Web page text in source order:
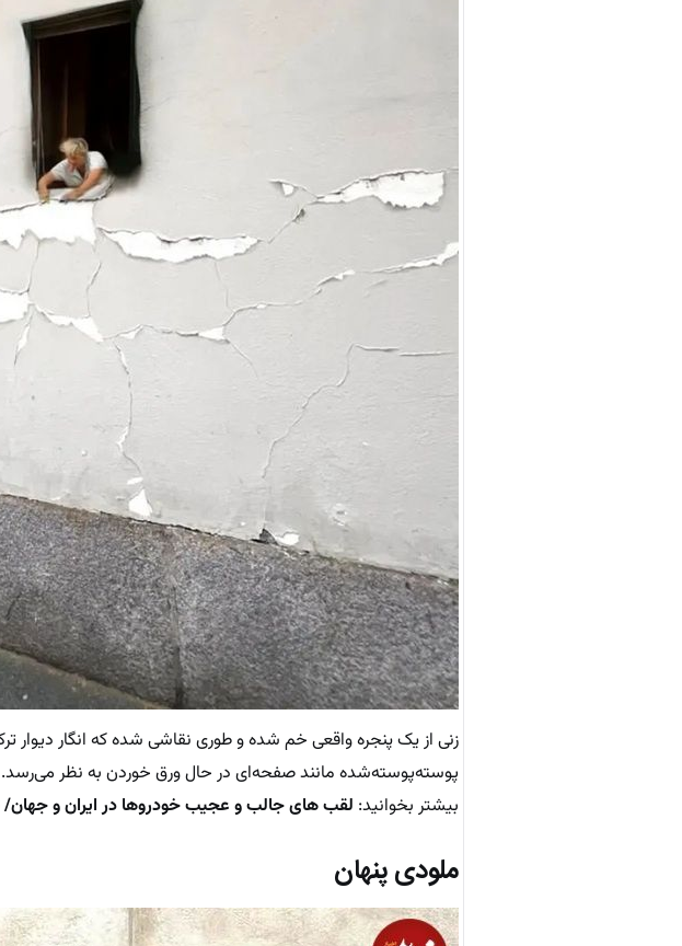
زنی از یک پنجره واقعی خم شده و طوری نقاشی شده که انگار
پوسته‌پوسته‌شده مانند صفحه‌ای در حال ورق خوردن به نظر می‌رسد.
بیشتر بخوانید: لقب های جالب و عجیب خودروها در ایران و جهان/
ملودی پنهان